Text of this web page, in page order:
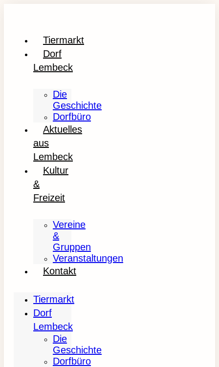
Tiermarkt
Dorf
Lembeck
Die
Geschichte
Dorfbüro
Aktuelles
aus
Lembeck
Kultur
&
Freizeit
Vereine
&
Gruppen
Veranstaltungen
Kontakt
Tiermarkt
Dorf
Lembeck
Die
Geschichte
Dorfbüro